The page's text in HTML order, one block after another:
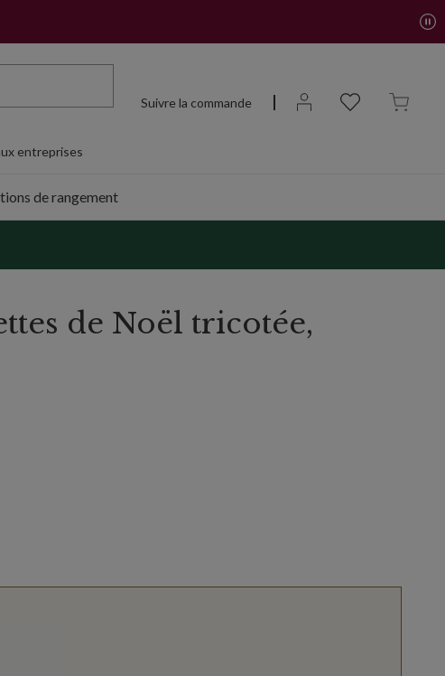
Suivre la commande
entreprises
de rangement
de Noël tricotée,